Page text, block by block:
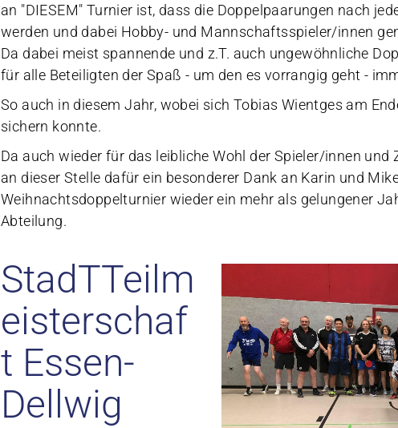
an "DIESEM" Turnier ist, dass die Doppelpaarungen nach
werden und dabei Hobby- und Mannschaftsspieler/innen
Da dabei meist spannende und z.T. auch ungewöhnliche
für alle Beteiligten der Spaß - um den es vorrangig geht -
So auch in diesem Jahr, wobei sich Tobias Wientges am
sichern konnte.
Da auch wieder für das leibliche Wohl der Spieler/innen
an dieser Stelle dafür ein besonderer Dank an Karin und
Weihnachtsdoppelturnier wieder ein mehr als gelungener
Abteilung.
StadTTeilm
eisterschaf
t Essen-
Dellwig